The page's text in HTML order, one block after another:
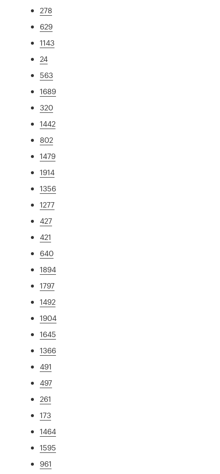
278
629
1143
24
563
1689
320
1442
802
1479
1914
1356
1277
427
421
640
1894
1797
1492
1904
1645
1366
491
497
261
173
1464
1595
961